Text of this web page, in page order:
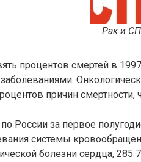
Рак и
процентов смертей в
причин смертности,
России за первое
системы
болезни сердца,